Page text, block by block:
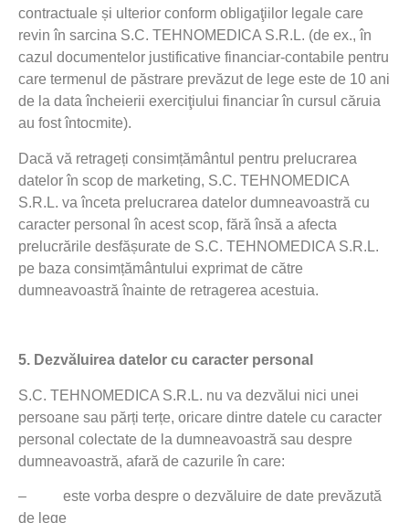
contractuale și ulterior conform obligaţiilor legale care
revin în sarcina S.C. TEHNOMEDICA S.R.L. (de ex., în
cazul documentelor justificative financiar-contabile pentru
care termenul de păstrare prevăzut de lege este de 10 ani
de la data încheierii exerciţiului financiar în cursul căruia
au fost întocmite).
Dacă vă retrageți consimțământul pentru prelucrarea
datelor în scop de marketing, S.C. TEHNOMEDICA
S.R.L. va înceta prelucrarea datelor dumneavoastră cu
caracter personal în acest scop, fără însă a afecta
prelucrările desfășurate de S.C. TEHNOMEDICA S.R.L.
pe baza consimțământului exprimat de către
dumneavoastră înainte de retragerea acestuia.
5. Dezvăluirea datelor cu caracter personal
S.C. TEHNOMEDICA S.R.L. nu va dezvălui nici unei
persoane sau părți terțe, oricare dintre datele cu caracter
personal colectate de la dumneavoastră sau despre
dumneavoastră, afară de cazurile în care:
– este vorba despre o dezvăluire de date prevăzută
de lege